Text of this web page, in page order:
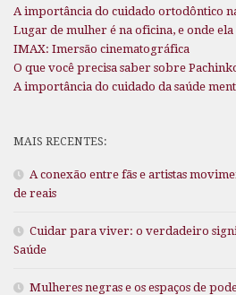
A importância do cuidado ortodôntico
Lugar de mulher é na oficina, e onde
IMAX: Imersão cinematográfica
O que você precisa saber sobre
A importância do cuidado da saúde
MAIS RECENTES:
A conexão entre fãs e artistas
de reais
Cuidar para viver: o verdadeiro
Saúde
Mulheres negras e os espaços de